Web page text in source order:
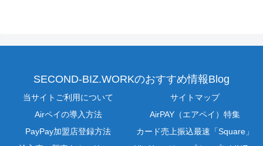
SECOND-BIZ.WORKのおすすめ情報Blog
当サイトご利用について
サイトマップ
Airペイの導入方法
AirPAY（エアペイ）特集
PayPay加盟店登録方法
カード売上振込最速「Square」